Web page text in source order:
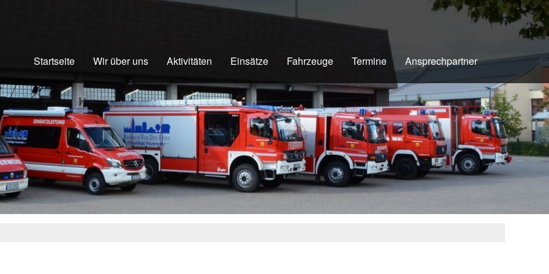
Startseite Wir über uns Aktivitäten Einsätze Fahrzeuge Termine Ansprechpartner